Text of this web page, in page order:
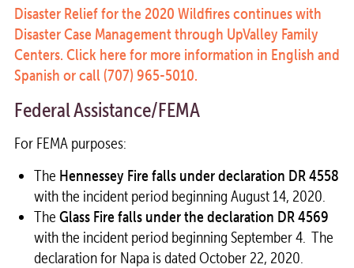
Disaster Relief for the 2020 Wildfires continues with
Disaster Case Management through UpValley Family
Centers. Click here for more information in English and
Spanish or call (707) 965-5010.
Federal Assistance/FEMA
For FEMA purposes:
The Hennessey Fire falls under declaration DR 4558
with the incident period beginning August 14, 2020.
The Glass Fire falls under the declaration DR 4569
with the incident period beginning September 4. The
declaration for Napa is dated October 22, 2020.